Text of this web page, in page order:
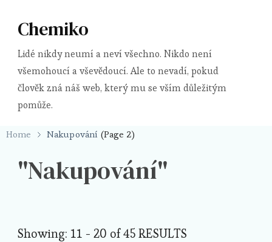
Chemiko
Lidé nikdy neumí a neví všechno. Nikdo není
všemohoucí a vševědoucí. Ale to nevadí, pokud
člověk zná náš web, který mu se vším důležitým
pomůže.
Home Nakupování (Page 2)
Nakupování
Showing: 11 - 20 of 45 RESULTS